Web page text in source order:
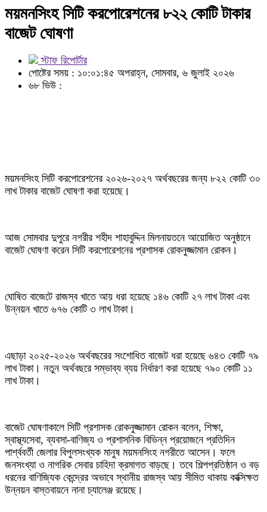
ময়মনসিংহ সিটি করপোরেশনের ৮২২ কোটি টাকার
বাজেট ঘোষণা
স্টাফ রিপোর্টার
পোষ্টের সময় : ১০:০১:৪৫ অপরাহ্ন, সোমবার, ৬ জুলাই ২০২৬
৬৮ ভিউ :
ময়মনসিংহ সিটি করপোরেশনের ২০২৬-২০২৭ অর্থবছরের জন্য ৮২২ কোটি ৩০
লাখ টাকার বাজেট ঘোষণা করা হয়েছে।
আজ সোমবার দুপুরে নগরীর শহীদ শাহাবুদ্দিন মিলনায়তনে আয়োজিত অনুষ্ঠানে
বাজেট ঘোষণা করেন সিটি করপোরেশনের প্রশাসক রোকনুজ্জামান রোকন।
ঘোষিত বাজেটে রাজস্ব খাতে আয় ধরা হয়েছে ১৪৬ কোটি ২৭ লাখ টাকা এবং
উন্নয়ন খাতে ৬৭৬ কোটি ৩ লাখ টাকা।
এছাড়া ২০২৫-২০২৬ অর্থবছরের সংশোধিত বাজেট ধরা হয়েছে ৬৪৩ কোটি ৭৯
লাখ টাকা। নতুন অর্থবছরে সম্ভাব্য ব্যয় নির্ধারণ করা হয়েছে ৭৯০ কোটি ১১
লাখ টাকা।
বাজেট ঘোষণাকালে সিটি প্রশাসক রোকনুজ্জামান রোকন বলেন, শিক্ষা,
স্বাস্থ্যসেবা, ব্যবসা-বাণিজ্য ও প্রশাসনিক বিভিন্ন প্রয়োজনে প্রতিদিন
পার্শ্ববর্তী জেলার বিপুলসংখ্যক মানুষ ময়মনসিংহ নগরীতে আসেন। ফলে
জনসংখ্যা ও নাগরিক সেবার চাহিদা ক্রমাগত বাড়ছে। তবে শিল্পপ্রতিষ্ঠান ও বড়
ধরনের বাণিজ্যিক কেন্দ্রের অভাবে স্থানীয় রাজস্ব আয় সীমিত থাকায় কাক্সিক্ষত
উন্নয়ন বাস্তবায়নে নানা চ্যালেঞ্জ রয়েছে।